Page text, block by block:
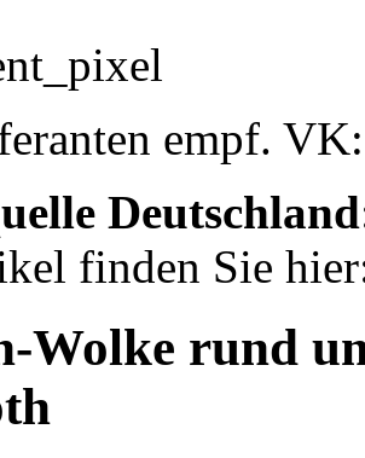
empf.
Deutschland
finden Sie
Wolke rund